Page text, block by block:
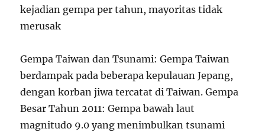
kejadian gempa per tahun, mayoritas tidak
merusak
Gempa Taiwan dan Tsunami: Gempa Taiwan
berdampak pada beberapa kepulauan Jepang,
dengan korban jiwa tercatat di Taiwan. Gempa
Besar Tahun 2011: Gempa bawah laut
magnitudo 9.0 yang menimbulkan tsunami